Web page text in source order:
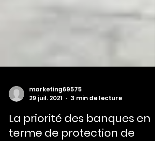
marketing69575
29 juil. 2021
3 min de lecture